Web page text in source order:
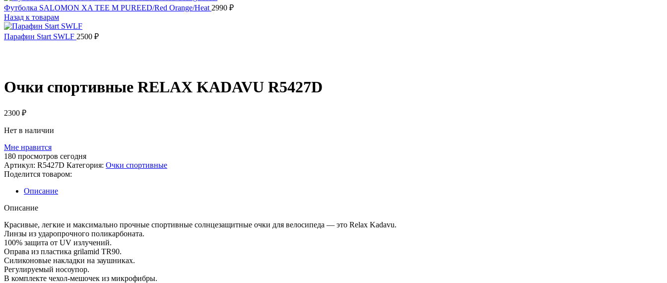
Футболка SALOMON XA TEE M PUREED/Red Orange/Heat 2990 ₽
Назад к товарам
Парафин Start SWLF 2500 ₽
Очки спортивные RELAX KADAVU R5427D
2300 ₽
Нет в наличии
Мне нравится
180 просмотров сегодня
Артикул: R5427D Категория: Очки спортивные
Поделится товаром:
Описание
Описание
Красивые, легкие и максимально прочные спортивные солнцезащитные очки для велосипеда — это Relax Kadavu.
Линзы из ударопрочного поликарбоната.
100% защита от UV излучений.
Оправа из пластика grilamid TR90.
Силиконовые накладки на заушниках.
Регулируемый носоупор.
В комплекте чехол-мешочек из микрофибры.